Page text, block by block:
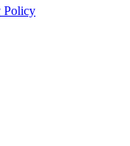
Policy